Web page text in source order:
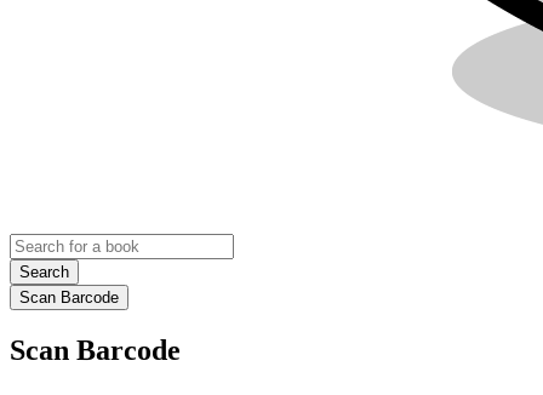
Search
Scan Barcode
Scan Barcode